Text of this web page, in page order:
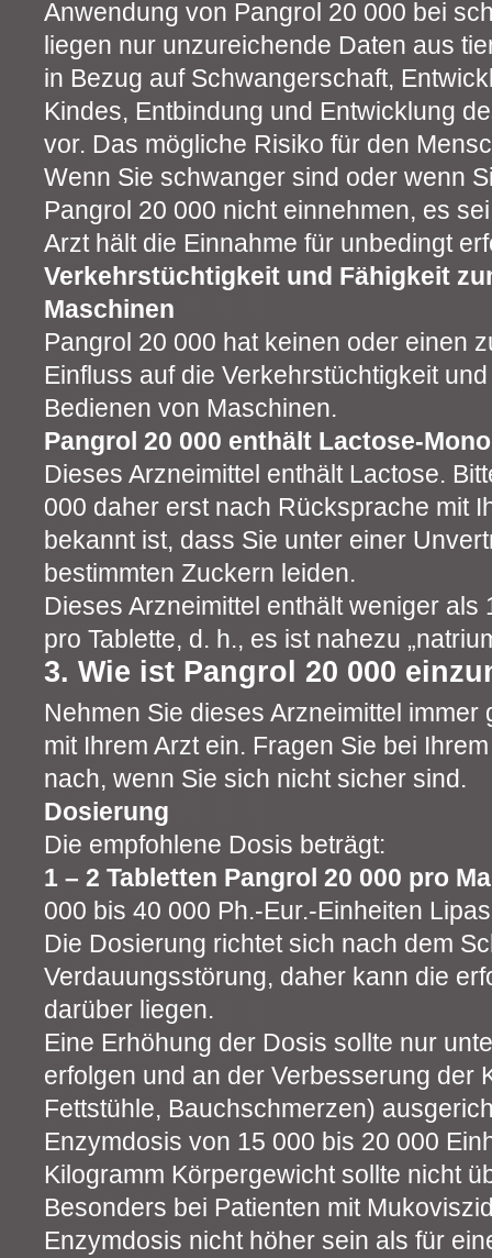
Anwendung von Pangrol 20 000 bei
liegen nur unzureichende Daten aus
in Bezug auf Schwangerschaft,
Kindes, Entbindung und Entwicklung
vor. Das mögliche Risiko für den
Wenn Sie schwanger sind oder wenn
Pangrol 20 000 nicht einnehmen, es
Arzt hält die Einnahme für unbedingt
Verkehrstüchtigkeit und Fähigkeit
Maschinen
Pangrol 20 000 hat keinen oder einen
Einfluss auf die Verkehrstüchtigkeit
Bedienen von Maschinen.
Pangrol 20 000 enthält Lactose-
Dieses Arzneimittel enthält Lactose.
000 daher erst nach Rücksprache mit
bekannt ist, dass Sie unter einer
bestimmten Zuckern leiden.
Dieses Arzneimittel enthält weniger als
pro Tablette, d. h., es ist nahezu
3. Wie ist Pangrol 20 000
Nehmen Sie dieses Arzneimittel
mit Ihrem Arzt ein. Fragen Sie bei
nach, wenn Sie sich nicht sicher sind.
Dosierung
Die empfohlene Dosis beträgt:
1 – 2 Tabletten Pangrol 20 000 pro
000 bis 40 000 Ph.-Eur.-Einheiten
Die Dosierung richtet sich nach dem
Verdauungsstörung, daher kann die
darüber liegen.
Eine Erhöhung der Dosis sollte nur
erfolgen und an der Verbesserung der
Fettstühle, Bauchschmerzen)
Enzymdosis von 15 000 bis 20 000
Kilogramm Körpergewicht sollte nicht
Besonders bei Patienten mit
Enzymdosis nicht höher sein als für